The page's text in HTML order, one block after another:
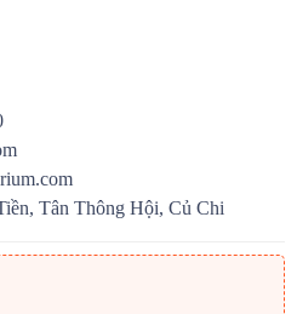
Tân Thông Hội, Củ Chi